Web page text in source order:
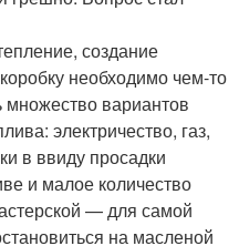
создание
необходимо чем-то
множество вариантов
электричество, газ,
в ввиду просадки
и малое количество
— для самой
на масленой